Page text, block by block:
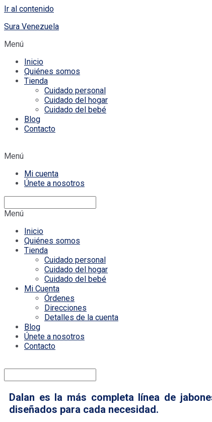
Ir al contenido
Sura Venezuela
Menú
Inicio
Quiénes somos
Tienda
Cuidado personal
Cuidado del hogar
Cuidado del bebé
Blog
Contacto
Menú
Mi cuenta
Únete a nosotros
Menú
Inicio
Quiénes somos
Tienda
Cuidado personal
Cuidado del hogar
Cuidado del bebé
Mi Cuenta
Órdenes
Direcciones
Detalles de la cuenta
Blog
Únete a nosotros
Contacto
Dalan es la más completa línea de
diseñados para cada necesidad.